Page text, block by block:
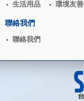
生活用品 環境友善
聯絡我們
聯絡我們